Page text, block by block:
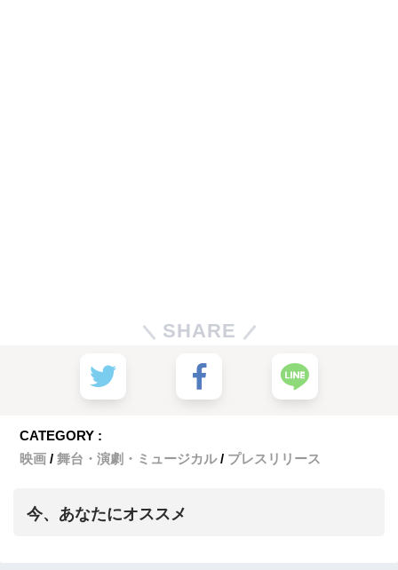
SHARE
CATEGORY :
映画
舞台・演劇・ミュージカル プレスリリース
今、あなたにオススメ